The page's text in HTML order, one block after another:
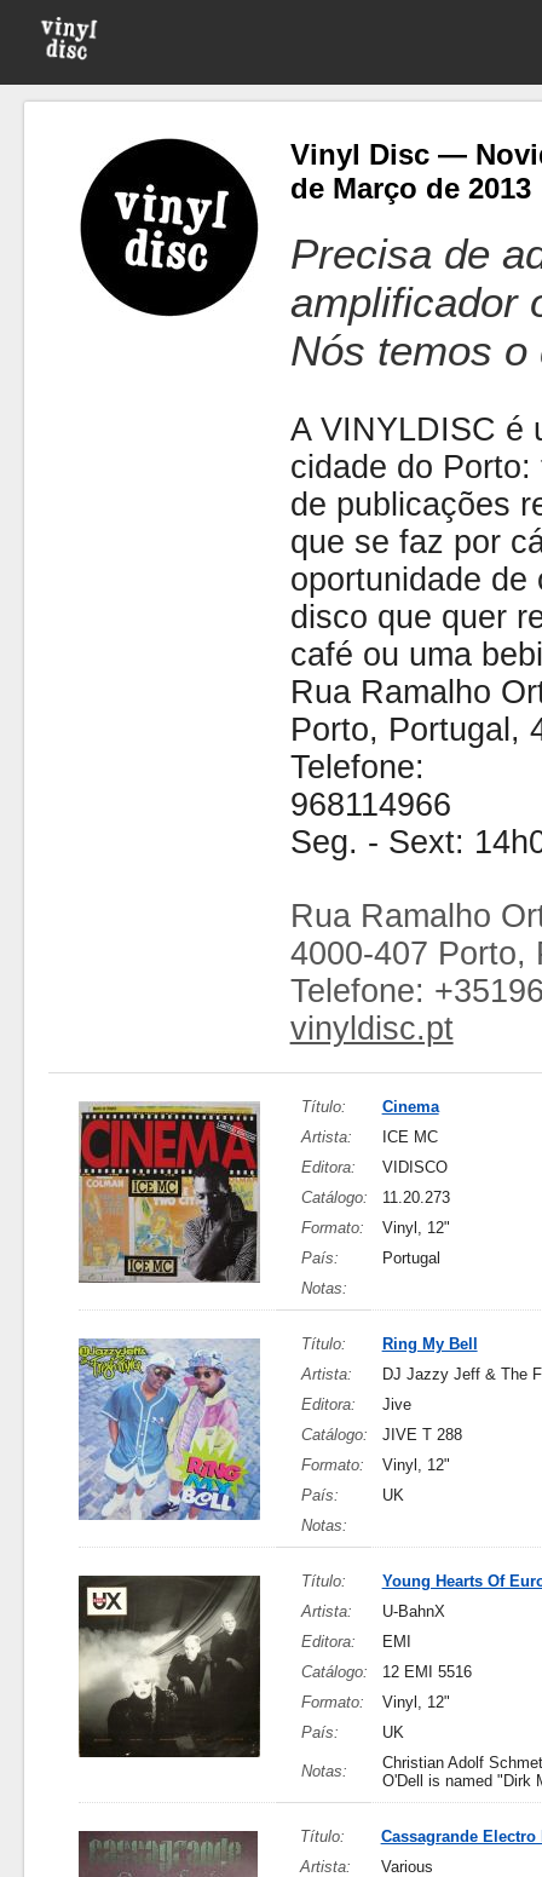
Vinyl Disc —
de Março de 2013
Precisa de
amplificador
Nós temos o
A VINYLDISC é
cidade do
de publicações
que se faz por
oportunidade de
disco que quer
café ou uma
Rua Ramalho
Porto, Portugal,
Telefone:
968114966
Seg. - Sext:
Rua Ramalho
4000-407 Porto,
Telefone:
vinyldisc.pt
Título:
Cinema
Artista:
ICE MC
Editora:
VIDISCO
Catálogo:
11.20.273
Formato:
Vinyl, 12"
País:
Portugal
Notas:
Título:
Ring My Bell
Artista:
DJ Jazzy Jeff & The
Editora:
Jive
Catálogo:
JIVE T 288
Formato:
Vinyl, 12"
País:
UK
Notas:
Título:
Young Hearts Of
Artista:
U-BahnX
Editora:
EMI
Catálogo:
12 EMI 5516
Formato:
Vinyl, 12"
País:
UK
Notas:
Christian Adolf
O'Dell is named "Dirk
Título:
Cassagrande Electro
Artista:
Various